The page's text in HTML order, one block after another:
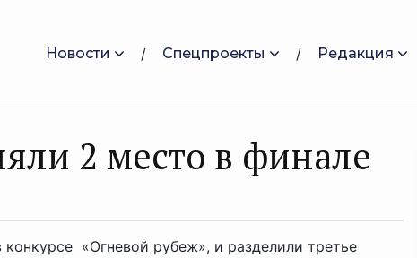
Новости Спецпроекты Редакция
2 место в финале
«Огневой рубеж», и разделили третье